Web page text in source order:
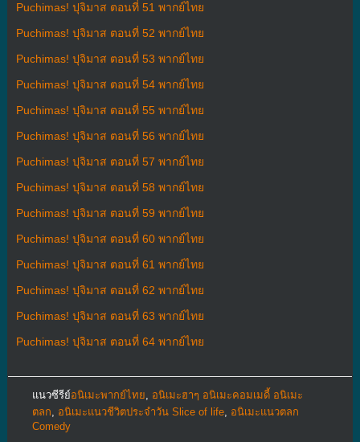
Puchimas! ปุจิมาส ตอนที่ 51 พากย์ไทย
Puchimas! ปุจิมาส ตอนที่ 52 พากย์ไทย
Puchimas! ปุจิมาส ตอนที่ 53 พากย์ไทย
Puchimas! ปุจิมาส ตอนที่ 54 พากย์ไทย
Puchimas! ปุจิมาส ตอนที่ 55 พากย์ไทย
Puchimas! ปุจิมาส ตอนที่ 56 พากย์ไทย
Puchimas! ปุจิมาส ตอนที่ 57 พากย์ไทย
Puchimas! ปุจิมาส ตอนที่ 58 พากย์ไทย
Puchimas! ปุจิมาส ตอนที่ 59 พากย์ไทย
Puchimas! ปุจิมาส ตอนที่ 60 พากย์ไทย
Puchimas! ปุจิมาส ตอนที่ 61 พากย์ไทย
Puchimas! ปุจิมาส ตอนที่ 62 พากย์ไทย
Puchimas! ปุจิมาส ตอนที่ 63 พากย์ไทย
Puchimas! ปุจิมาส ตอนที่ 64 พากย์ไทย
แนวซีรีย์อนิเมะพากย์ไทย, อนิเมะฮาๆ อนิเมะคอมเมดี้ อนิเมะ
ตลก, อนิเมะแนวชีวิตประจําวัน Slice of life, อนิเมะแนวตลก
Comedy